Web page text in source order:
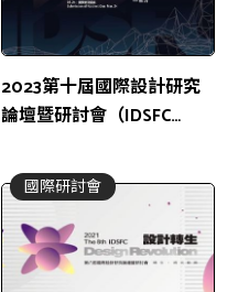
2023第十屆國際設計研究
論壇暨研討會（IDSFC
國際研討會